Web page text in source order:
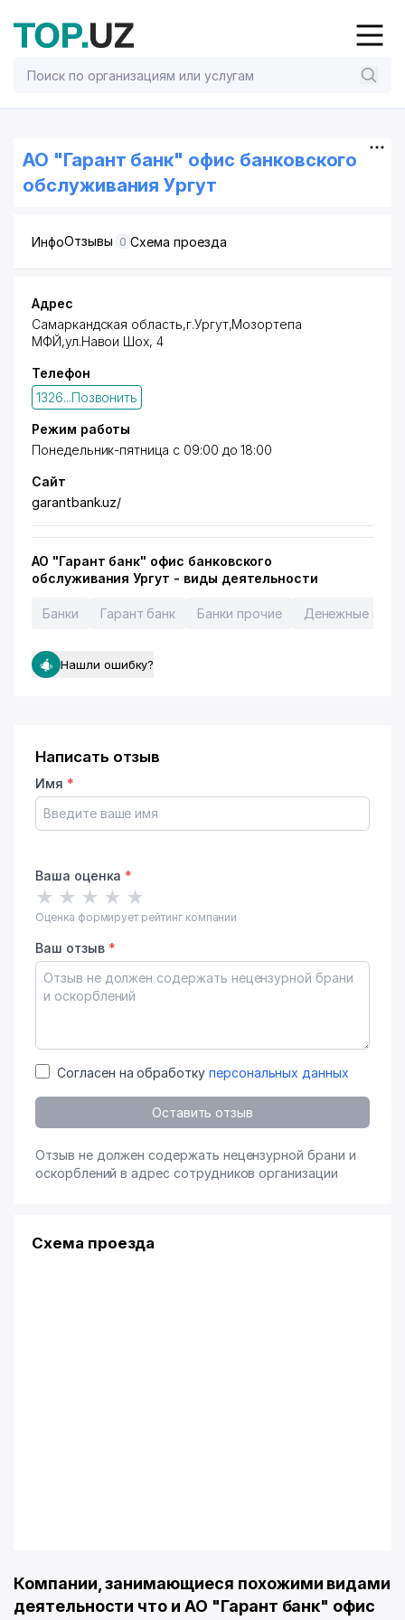
АО "Гарант банк" офис банковского
обслуживания Ургут
ИнфоОтзывы 0 Схема проезда
Адрес
Самаркандская область,г.Ургут,Мозортепа
МФЙ,ул.Навои Шох, 4
Телефон
1326...Позвонить
Режим работы
Понедельник-пятница с 09:00 до 18:00
Сайт
garantbank.uz/
АО "Гарант банк" офис банковского
обслуживания Ургут - виды деятельности
Банки Гарант банк Банки прочие Денежные
Нашли ошибку?
Написать отзыв
Имя *
Ваша оценка *
★ ★ ★ ★ ★
Оценка формирует рейтинг компании
Ваш отзыв *
Согласен на обработку персональных данных
Оставить отзыв
Отзыв не должен содержать нецензурной брани и
оскорблений в адрес сотрудников организации
Схема проезда
Компании, занимающиеся похожими видами
деятельности что и АО "Гарант банк" офис